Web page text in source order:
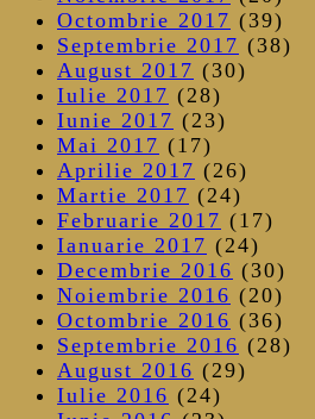
Octombrie 2017 (39)
Septembrie 2017 (38)
August 2017 (30)
Iulie 2017 (28)
Iunie 2017 (23)
Mai 2017 (17)
Aprilie 2017 (26)
Martie 2017 (24)
Februarie 2017 (17)
Ianuarie 2017 (24)
Decembrie 2016 (30)
Noiembrie 2016 (20)
Octombrie 2016 (36)
Septembrie 2016 (28)
August 2016 (29)
Iulie 2016 (24)